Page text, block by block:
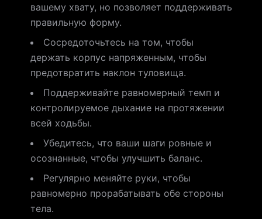
вашему хвату, но позволяет поддерживать
правильную форму.
Сосредоточьтесь на том, чтобы
держать корпус напряженным, чтобы
предотвратить наклон туловища.
Поддерживайте равномерный темп и
контролируемое дыхание на протяжении
всей ходьбы.
Убедитесь, что ваши шаги ровные и
осознанные, чтобы улучшить баланс.
Регулярно меняйте руки, чтобы
равномерно прорабатывать обе стороны
тела.